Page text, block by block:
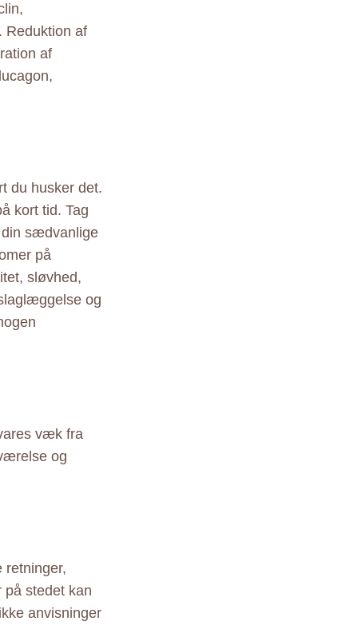
Reduktion af
af
du husker det.
kort tid. Tag
din sædvanlige
på
sløvhed,
og
væk fra
og
retninger,
stedet kan
anvisninger